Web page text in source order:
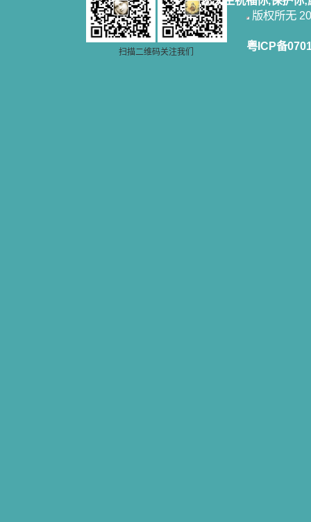
扫描二维码关注我们
版权所无
粤ICP备